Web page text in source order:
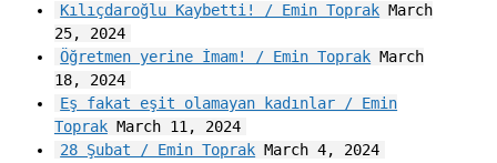
Kılıçdaroğlu Kaybetti! / Emin Toprak March
25, 2024
Öğretmen yerine İmam! / Emin Toprak March
18, 2024
Eş fakat eşit olamayan kadınlar / Emin
ToprakMarch 11, 2024
28 Şubat / Emin Toprak March 4, 2024